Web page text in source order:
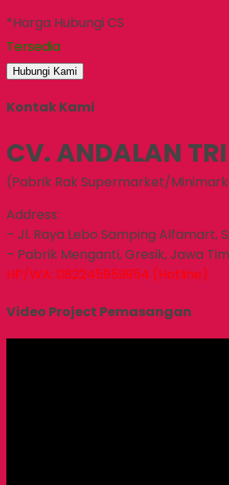
*Harga Hubungi CS
Tersedia
Hubungi Kami
Kontak Kami
CV. ANDALAN
(Pabrik Rak Supermarket/
Address:
– Jl. Raya Lebo Samping Alfamart,
– Pabrik Menganti, Gresik, Jawa
HP/WA: 082245959954 (Hotline)
Video Project Pemasangan